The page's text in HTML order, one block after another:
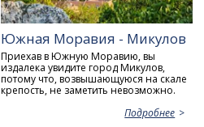
Южная Моравия - Микулов
Приехав в Южную Моравию, вы
издалека увидите город Микулов,
потому что, возвышающуюся на скале
крепость, не заметить невозможно.
Подробнее